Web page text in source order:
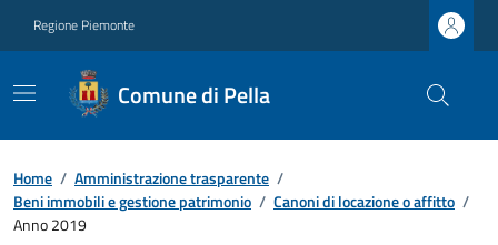
Regione Piemonte
Comune di Pella
Home / Amministrazione trasparente /
Beni immobili e gestione patrimonio / Canoni di locazione o affitto /
Anno 2019